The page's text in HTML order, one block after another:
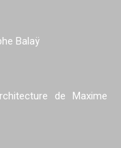
Balaÿ
de Maxime